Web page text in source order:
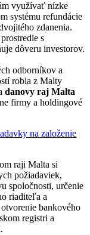
využívať nízke
systému refundácie
zdanenia.
s
dôveru investorov.
odborníkov a
robia z Malty
danovy raj Malta
firmy a holdingové
na založenie
raji Malta si
požiadaviek,
spoločnosti, určenie
riaditeľa a
bankového
registri a